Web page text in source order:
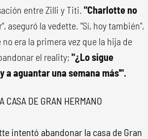
entre Zilli y Titi. "Charlotte no
aseguró la vedette. "Sí, hoy también",
era la primera vez que la hija de
el reality; "¿Lo sigue
a aguantar una semana más'".
CASA DE GRAN HERMANO
intentó abandonar la casa de Gran